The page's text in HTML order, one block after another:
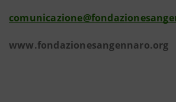
www.fondazionesangennaro.org